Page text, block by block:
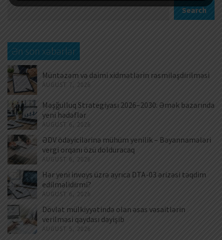
Search
Ən son xəbərlər
Müntəzəm və daimi xidmətlərin rəsmiləşdirilməsi
AUGUST 7, 2026
Məşğulluq Strategiyası 2026–2030: Əmək bazarında
yeni hədəflər
AUGUST 6, 2026
ƏDV ödəyicilərinə mühüm yenilik – Bəyannamələri
vergi orqanı özü dolduracaq
AUGUST 6, 2026
Hər yeni invoys üzrə ayrıca DTA-03 ərizəsi təqdim
edilməlidirmi?
AUGUST 6, 2026
Dövlət mülkiyyətində olan əsas vəsaitlərin
verilməsi qaydası dəyişib
AUGUST 5, 2026